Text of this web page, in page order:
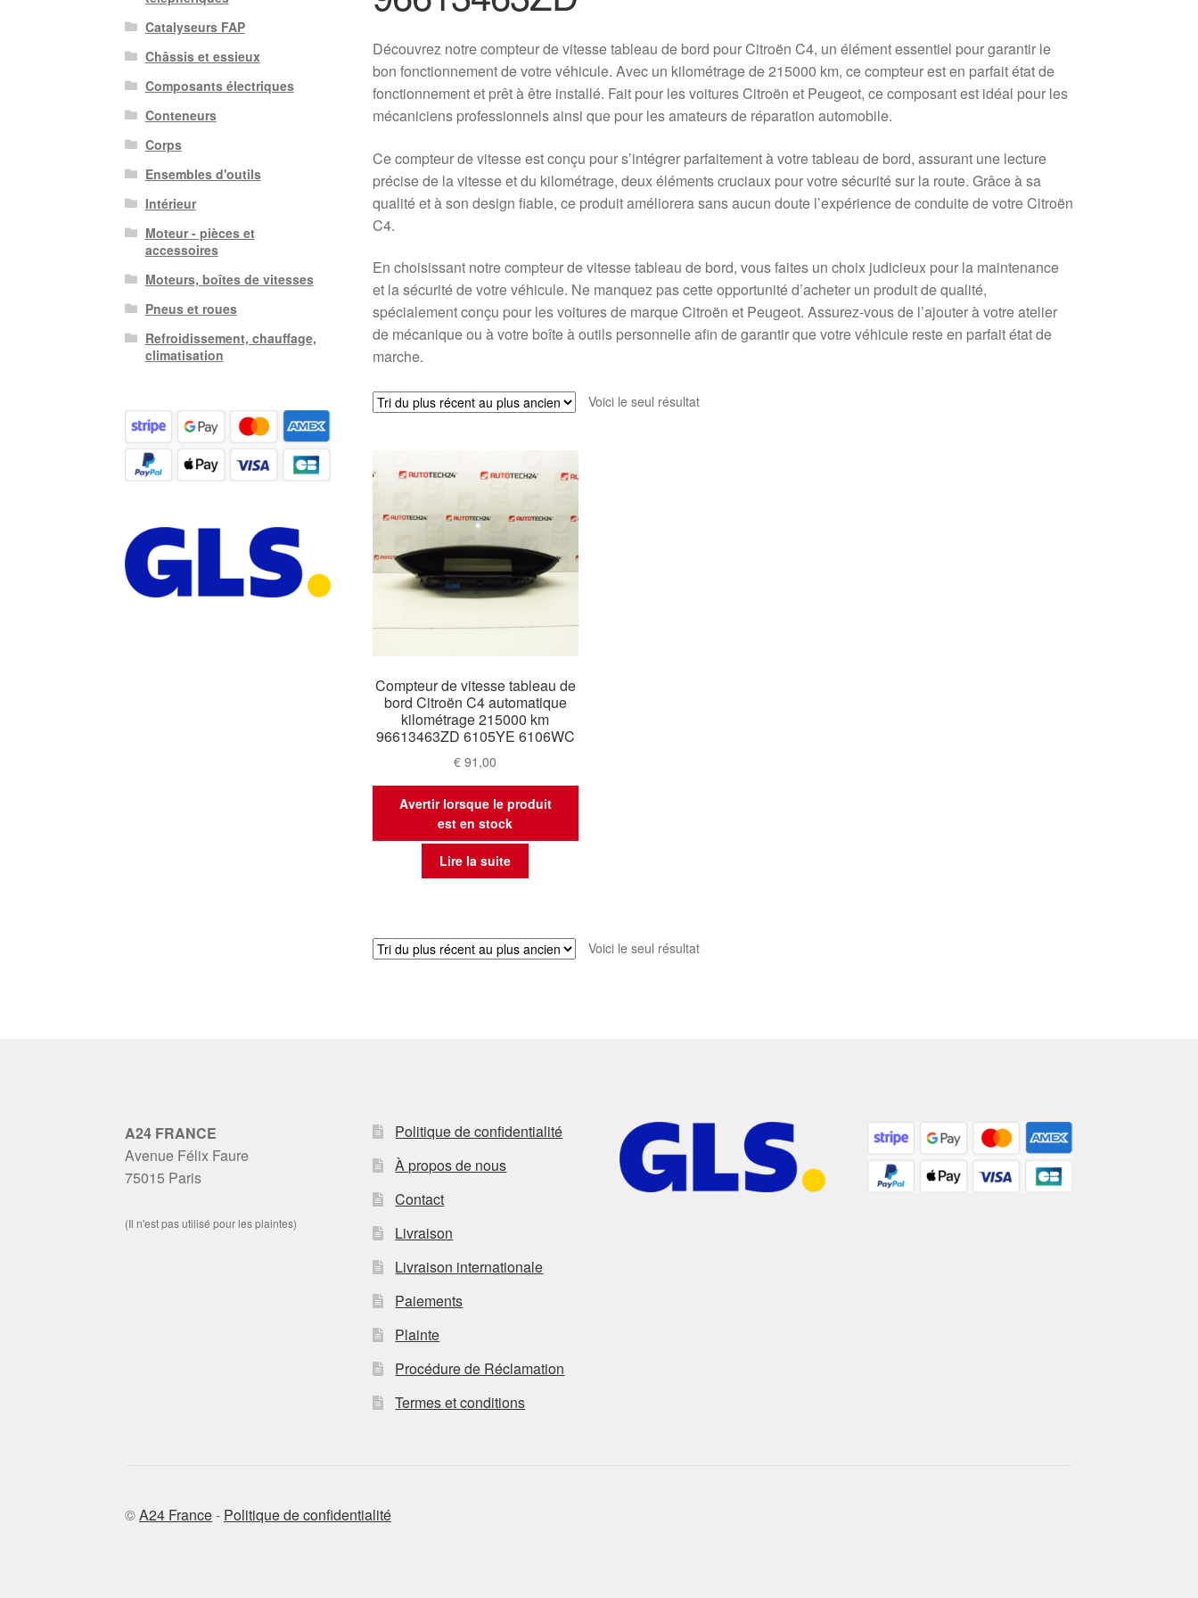
Découvrez notre compteur de vitesse tableau de bord pour Citroën C4, un élément essentiel pour garantir le
bon fonctionnement de votre véhicule. Avec un kilométrage de 215000 km, ce compteur est en parfait état de
fonctionnement et prêt à être installé. Fait pour les voitures Citroën et Peugeot, ce composant est idéal pour les
mécaniciens professionnels ainsi que pour les amateurs de réparation automobile.
Ce compteur de vitesse est conçu pour s’intégrer parfaitement à votre tableau de bord, assurant une lecture
précise de la vitesse et du kilométrage, deux éléments cruciaux pour votre sécurité sur la route. Grâce à sa
qualité et à son design fiable, ce produit améliorera sans aucun doute l’expérience de conduite de votre Citroën
C4.
En choisissant notre compteur de vitesse tableau de bord, vous faites un choix judicieux pour la maintenance
et la sécurité de votre véhicule. Ne manquez pas cette opportunité d’acheter un produit de qualité,
spécialement conçu pour les voitures de marque Citroën et Peugeot. Assurez-vous de l’ajouter à votre atelier
de mécanique ou à votre boîte à outils personnelle afin de garantir que votre véhicule reste en parfait état de
marche.
Voici le seul résultat
Compteur de vitesse tableau de
bord Citroën C4 automatique
kilométrage 215000 km
96613463ZD 6105YE 6106WC
€ 91,00
Avertir lorsque le produit
est en stock
Lire la suite
Voici le seul résultat
Catalyseurs FAP
Châssis et essieux
Composants électriques
Conteneurs
Corps
Ensembles d'outils
Intérieur
Moteur - pièces et
accessoires
Moteurs, boîtes de vitesses
Pneus et roues
Refroidissement, chauffage,
climatisation
A24 FRANCE
Avenue Félix Faure
75015 Paris
(Il n'est pas utilisé pour les plaintes)
Politique de confidentialité
À propos de nous
Contact
Livraison
Livraison internationale
Paiements
Plainte
Procédure de Réclamation
Termes et conditions
©A24 France- Politique de confidentialité